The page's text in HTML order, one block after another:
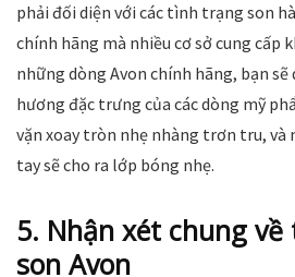
phải đối diện với các tình trạng son
chính hãng mà nhiều cơ sở cung cấp
những dòng Avon chính hãng, bạn sẽ
hương đặc trưng của các dòng mỹ
vặn xoay tròn nhẹ nhàng trơn tru,
tay sẽ cho ra lớp bóng nhẹ.
5. Nhận xét chung
son Avon